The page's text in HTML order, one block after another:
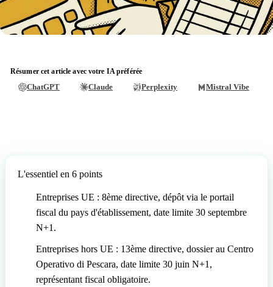
Résumer cet article avec votre IA préférée
ChatGPT Claude Perplexity Mistral Vibe
L'essentiel en 6 points
Entreprises UE : 8ème directive, dépôt via le portail
fiscal du pays d'établissement, date limite 30 septembre
N+1.
Entreprises hors UE : 13ème directive, dossier au Centro
Operativo di Pescara, date limite 30 juin N+1,
représentant fiscal obligatoire.